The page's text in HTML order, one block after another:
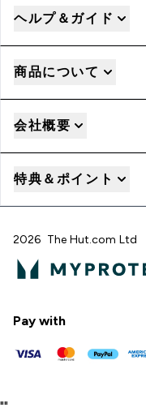
ヘルプ＆ガイド
商品について
会社概要
特典＆ポイント
2026 The Hut.com Ltd
Pay with
""